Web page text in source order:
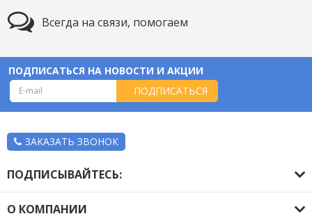
Всегда на связи, помогаем
ПОДПИСАТЬСЯ НА НОВОСТИ И АКЦИИ
ПОДПИСАТЬСЯ
ЗАКАЗАТЬ ЗВОНОК
ПОДПИСЫВАЙТЕСЬ:
О КОМПАНИИ